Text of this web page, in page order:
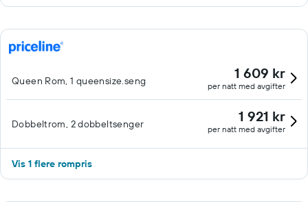
Queen Rom, 1 queensize.seng 1 609 kr
per natt med avgifter
Dobbeltrom, 2 dobbeltsenger 1 921 kr
per natt med avgifter
Vis 1 flere rompris